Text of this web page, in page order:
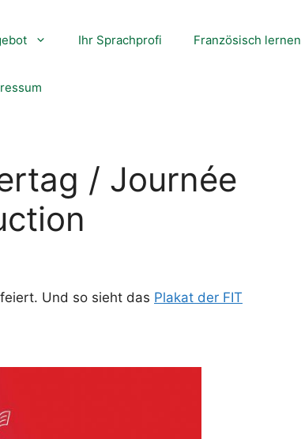
Ihr Sprachprofi Französisch lernen
/ Journée
Und so sieht das Plakat der FIT